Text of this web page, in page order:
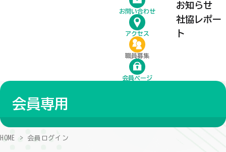
お問い合わせ
アクセス
職員募集
会員ページ
お知らせ
社協レポー
ト
会員専用
HOME 会員ログイン